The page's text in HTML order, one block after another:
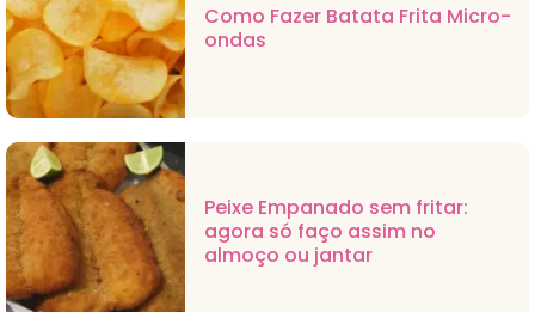
Como Fazer Batata Frita Micro-
ondas
Peixe Empanado sem fritar:
agora só faço assim no
almoço ou jantar